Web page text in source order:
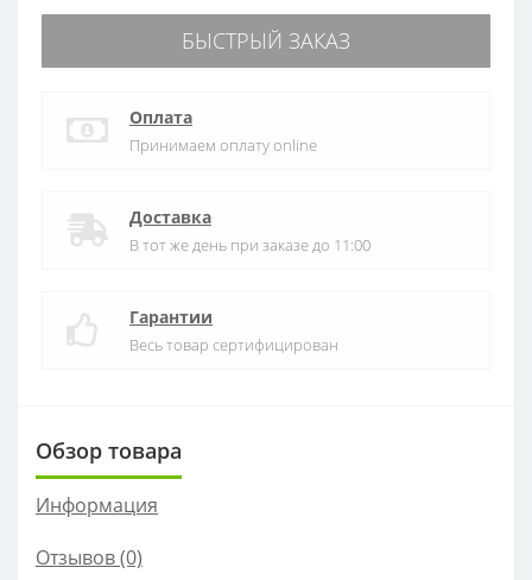
БЫСТРЫЙ ЗАКАЗ
Оплата
Принимаем оплату online
Доставка
В тот же день при заказе до 11:00
Гарантии
Весь товар сертифицирован
Обзор товара
Информация
Отзывов (0)